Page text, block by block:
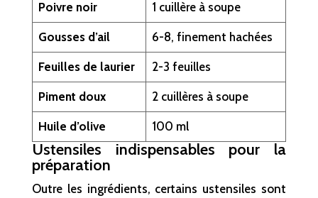
Poivre noir 1 cuillère à soupe
Gousses d’ail 6-8, finement hachées
Feuilles de laurier 2-3 feuilles
Piment doux 2 cuillères à soupe
Huile d’olive 100 ml
Ustensiles indispensables pour la
préparation
Outre les ingrédients, certains ustensiles sont